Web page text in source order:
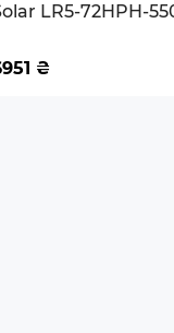
LR5-72HPH-
₴